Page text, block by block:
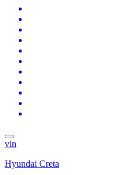
vin
Hyundai Creta